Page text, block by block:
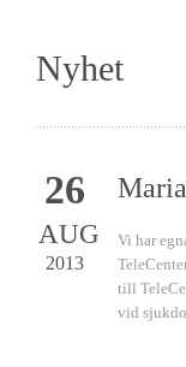
Nyhet
26
AUG
2013
Vi har
till
vid